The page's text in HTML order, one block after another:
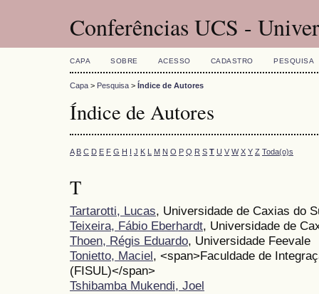
Conferências UCS -
CAPA SOBRE ACESSO CADASTRO PESQUISA
Capa > Pesquisa > Índice de Autores
Índice de Autores
A B C D E F G H I J K L M N O P Q R S T U V W X Y Z Toda(o)s
T
Tartarotti, Lucas, Universidade de Caxias do
Teixeira, Fábio Eberhardt, Universidade de
Thoen, Régis Eduardo, Universidade Feevale
Tonietto, Maciel, <span>Faculdade de
(FISUL)</span>
Tshibamba Mukendi, Joel